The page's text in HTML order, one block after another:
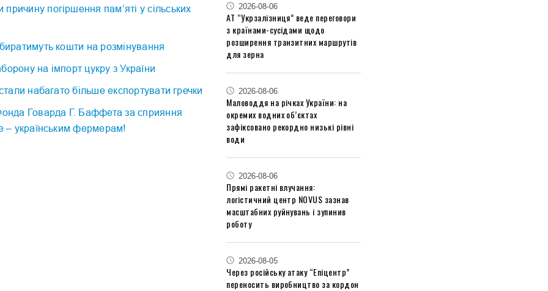
погіршення пам’яті у сільських
кошти на розмінування
на імпорт цукру з України
стали набагато більше експортувати гречки
Говарда Г. Баффета за сприяння
– українським фермерам!
2026-08-06
АТ “Укрзалізниця” веде переговори
з країнами-сусідами щодо
розширення транзитних маршрутів
для зерна
2026-08-06
Маловоддя на річках України: на
окремих водних об’єктах
зафіксовано рекордно низькі рівні
води
2026-08-06
Прямі ракетні влучання:
логістичний центр NOVUS зазнав
масштабних руйнувань і зупинив
роботу
2026-08-05
Через російську атаку “Епіцентр”
переносить виробництво за кордон